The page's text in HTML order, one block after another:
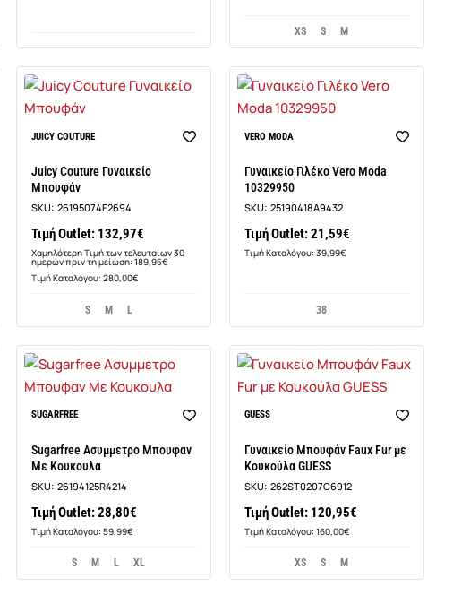
XS S M
-30%
JUICY COUTURE
Juicy Couture Γυναικείο
Μπουφάν
SKU: 26195074F2694
Τιμή Outlet: 132,97€
Χαμηλότερη Τιμή των τελευταίων 30
ημερών πριν τη μείωση: 189,95€
Τιμή Καταλόγου: 280,00€
S M L
VERO MODA
Γυναικείο Γιλέκο Vero Moda
10329950
SKU: 25190418A9432
Τιμή Outlet: 21,59€
Τιμή Καταλόγου: 39,99€
38
SUGARFREE
Sugarfree Ασυμμετρο Μπουφαν
Με Κουκουλα
SKU: 26194125R4214
Τιμή Outlet: 28,80€
Τιμή Καταλόγου: 59,99€
S M L XL
Νέο
GUESS
Γυναικείο Μπουφάν Faux Fur με
Κουκούλα GUESS
SKU: 262ST0207C6912
Τιμή Outlet: 120,95€
Τιμή Καταλόγου: 160,00€
XS S M